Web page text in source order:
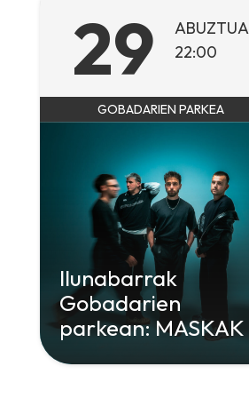
29
ABUZTUA
22:00
GOBADARIEN PARKEA
Ilunabarrak
Gobadarien
parkean: MASKAK